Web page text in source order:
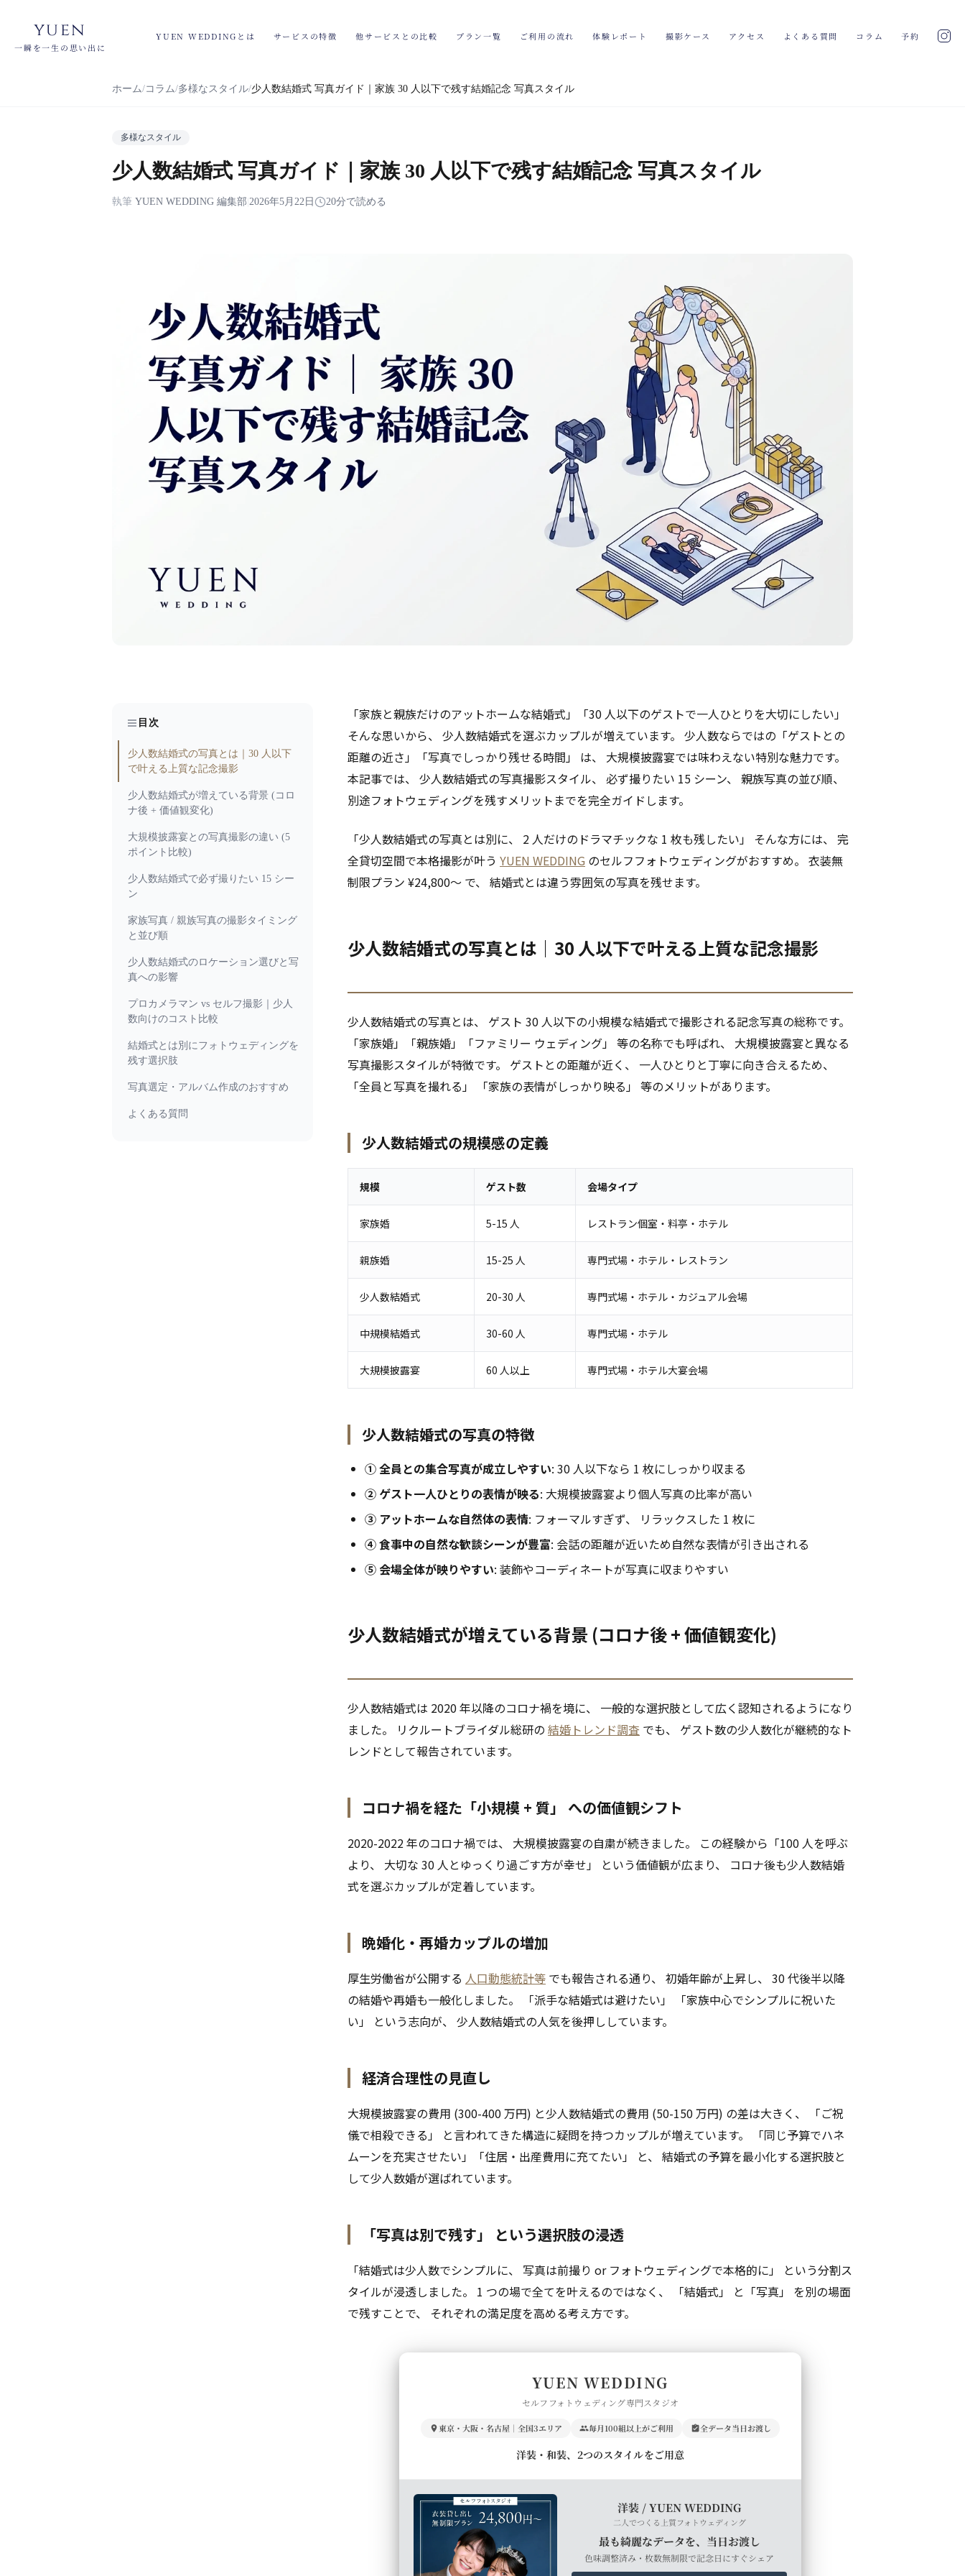
yuen
一瞬を一生の思い出に
YUEN WEDDINGとは サービスの特徴 他サービスとの比較 プラン一覧 ご利用の流れ 体験レポート 撮影ケース アクセス よくある質問 コラム 予約
ホーム コラム 多様なスタイル 少人数結婚式 写真ガイド｜家族 30 人以下で残す結婚記念 写真スタイル
多様なスタイル
少人数結婚式 写真ガイド｜家族 30 人以下で残す結婚記念 写真スタイル
執筆 YUEN WEDDING 編集部 2026年5月22日 20分で読める
目次
少人数結婚式の写真とは｜30 人以下
で叶える上質な記念撮影
少人数結婚式が増えている背景 (コロ
ナ後 + 価値観変化)
大規模披露宴との写真撮影の違い (5
ポイント比較)
少人数結婚式で必ず撮りたい 15 シー
ン
家族写真 / 親族写真の撮影タイミング
と並び順
少人数結婚式のロケーション選びと写
真への影響
プロカメラマン vs セルフ撮影｜少人
数向けのコスト比較
結婚式とは別にフォトウェディングを
残す選択肢
写真選定・アルバム作成のおすすめ
よくある質問
「家族と親族だけのアットホームな結婚式」「30 人以下のゲストで一人ひとりを大切にしたい」
そんな思いから、 少人数結婚式を選ぶカップルが増えています。 少人数ならではの「ゲストとの
距離の近さ」「写真でしっかり残せる時間」 は、 大規模披露宴では味わえない特別な魅力です。
本記事では、 少人数結婚式の写真撮影スタイル、 必ず撮りたい 15 シーン、 親族写真の並び順、
別途フォトウェディングを残すメリットまでを完全ガイドします。
「少人数結婚式の写真とは別に、 2 人だけのドラマチックな 1 枚も残したい」 そんな方には、 完
全貸切空間で本格撮影が叶う YUEN WEDDING のセルフフォトウェディングがおすすめ。 衣装無
制限プラン ¥24,800〜 で、 結婚式とは違う雰囲気の写真を残せます。
少人数結婚式の写真とは｜30 人以下で叶える上質な記念撮影
少人数結婚式の写真とは、 ゲスト 30 人以下の小規模な結婚式で撮影される記念写真の総称です。
「家族婚」「親族婚」「ファミリー ウェディング」 等の名称でも呼ばれ、 大規模披露宴と異なる
写真撮影スタイルが特徴です。 ゲストとの距離が近く、 一人ひとりと丁寧に向き合えるため、
「全員と写真を撮れる」 「家族の表情がしっかり映る」 等のメリットがあります。
少人数結婚式の規模感の定義
規模 ゲスト数 会場タイプ
家族婚 5-15 人 レストラン個室・料亭・ホテル
親族婚 15-25 人 専門式場・ホテル・レストラン
少人数結婚式 20-30 人 専門式場・ホテル・カジュアル会場
中規模結婚式 30-60 人 専門式場・ホテル
大規模披露宴 60 人以上 専門式場・ホテル大宴会場
少人数結婚式の写真の特徴
① 全員との集合写真が成立しやすい: 30 人以下なら 1 枚にしっかり収まる
② ゲスト一人ひとりの表情が映る: 大規模披露宴より個人写真の比率が高い
③ アットホームな自然体の表情: フォーマルすぎず、 リラックスした 1 枚に
④ 食事中の自然な歓談シーンが豊富: 会話の距離が近いため自然な表情が引き出される
⑤ 会場全体が映りやすい: 装飾やコーディネートが写真に収まりやすい
少人数結婚式が増えている背景 (コロナ後 + 価値観変化)
少人数結婚式は 2020 年以降のコロナ禍を境に、 一般的な選択肢として広く認知されるようになり
ました。 リクルートブライダル総研の 結婚トレンド調査 でも、 ゲスト数の少人数化が継続的なト
レンドとして報告されています。
コロナ禍を経た「小規模 + 質」 への価値観シフト
2020-2022 年のコロナ禍では、 大規模披露宴の自粛が続きました。 この経験から「100 人を呼ぶ
より、 大切な 30 人とゆっくり過ごす方が幸せ」 という価値観が広まり、 コロナ後も少人数結婚
式を選ぶカップルが定着しています。
晩婚化・再婚カップルの増加
厚生労働省が公開する 人口動態統計等 でも報告される通り、 初婚年齢が上昇し、 30 代後半以降
の結婚や再婚も一般化しました。 「派手な結婚式は避けたい」 「家族中心でシンプルに祝いた
い」 という志向が、 少人数結婚式の人気を後押ししています。
経済合理性の見直し
大規模披露宴の費用 (300-400 万円) と少人数結婚式の費用 (50-150 万円) の差は大きく、 「ご祝
儀で相殺できる」 と言われてきた構造に疑問を持つカップルが増えています。 「同じ予算でハネ
ムーンを充実させたい」「住居・出産費用に充てたい」 と、 結婚式の予算を最小化する選択肢と
して少人数婚が選ばれています。
「写真は別で残す」 という選択肢の浸透
「結婚式は少人数でシンプルに、 写真は前撮り or フォトウェディングで本格的に」 という分割ス
タイルが浸透しました。 1 つの場で全てを叶えるのではなく、 「結婚式」 と「写真」 を別の場面
で残すことで、 それぞれの満足度を高める考え方です。
YUEN WEDDING
セルフフォトウェディング専門スタジオ
東京・大阪・名古屋｜全国3エリア 毎月100組以上がご利用 全データ当日お渡し
洋装・和装、2つのスタイルをご用意
洋装 / YUEN WEDDING
二人でつくる上質フォトウェディング
最も綺麗なデータを、当日お渡し
色味調整済み・枚数無制限で記念日にすぐシェア